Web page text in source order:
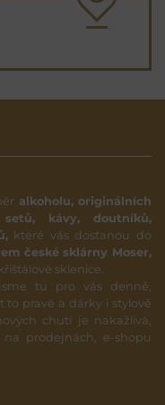
alkoholu, originálních
kávy, doutníků,
které vás dostanou do
české sklárny Moser,
sklenice.
tu pro vás denně,
pravé a dárky i stylově
chutí je nakažlivá,
prodejnách, e-shopu